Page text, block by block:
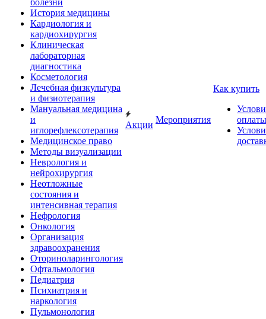
болезни
История медицины
Кардиология и
кардиохирургия
Клиническая
лабораторная
диагностика
Косметология
Лечебная физкультура
и физиотерапия
Мануальная медицина
и
иглорефлексотерапия
Медицинское право
Методы визуализации
Неврология и
нейрохирургия
Неотложные
состояния и
интенсивная терапия
Нефрология
Онкология
Организация
здравоохранения
Оториноларингология
Офтальмология
Педиатрия
Психиатрия и
наркология
Пульмонология
Акции
Мероприятия
Как купить
оплаты